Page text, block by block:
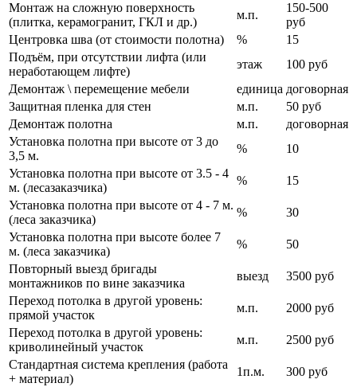
Монтаж на сложную поверхность
(плитка, керамогранит, ГКЛ и др.)
м.п.
150-500
руб
Центровка шва (от стоимости полотна)
%
15
Подъём, при отсутствии лифта (или
неработающем лифте)
этаж
100 руб
Демонтаж \ перемещение мебели
единица договорная
Защитная пленка для стен
м.п.
50 руб
Демонтаж полотна
м.п.
договорная
Установка полотна при высоте от 3 до
3,5 м.
%
10
Установка полотна при высоте от 3.5 - 4
м. (лесазаказчика)
%
15
Установка полотна при высоте от 4 - 7 м.
(леса заказчика)
%
30
Установка полотна при высоте более 7
м. (леса заказчика)
%
50
Повторный выезд бригады
монтажников по вине заказчика
выезд
3500 руб
Переход потолка в другой уровень:
прямой участок
м.п.
2000 руб
Переход потолка в другой уровень:
криволинейный участок
м.п.
2500 руб
Стандартная система крепления (работа
+ материал)
1п.м.
300 руб